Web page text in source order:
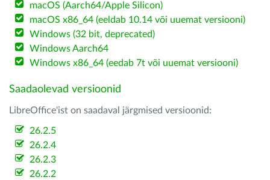
macOS (Aarch64/Apple Silicon)
macOS x86_64 (eeldab 10.14 või uuemat versiooni)
Windows (32 bit, deprecated)
Windows Aarch64
Windows x86_64 (eedab 7t või uuemat versiooni)
Saadaolevad versioonid
LibreOffice'ist on saadaval järgmised versioonid:
26.2.5
26.2.4
26.2.3
26.2.2